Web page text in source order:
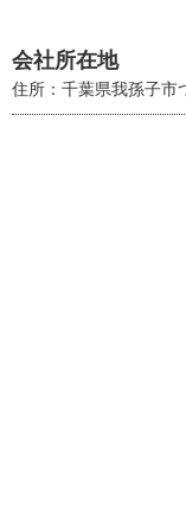
会社所在地
住所：千葉県我孫子市